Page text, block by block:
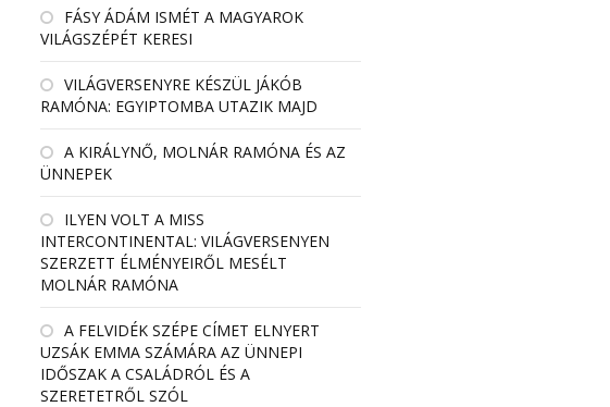
FÁSY ÁDÁM ISMÉT A MAGYAROK
VILÁGSZÉPÉT KERESI
VILÁGVERSENYRE KÉSZÜL JÁKÓB
RAMÓNA: EGYIPTOMBA UTAZIK MAJD
A KIRÁLYNŐ, MOLNÁR RAMÓNA ÉS AZ
ÜNNEPEK
ILYEN VOLT A MISS
INTERCONTINENTAL: VILÁGVERSENYEN
SZERZETT ÉLMÉNYEIRŐL MESÉLT
MOLNÁR RAMÓNA
A FELVIDÉK SZÉPE CÍMET ELNYERT
UZSÁK EMMA SZÁMÁRA AZ ÜNNEPI
IDŐSZAK A CSALÁDRÓL ÉS A
SZERETETRŐL SZÓL